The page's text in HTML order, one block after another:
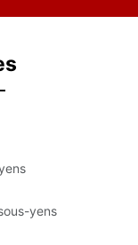
yens